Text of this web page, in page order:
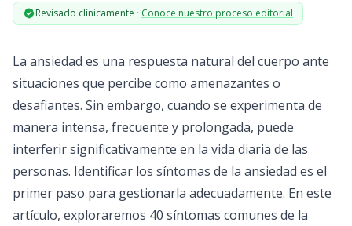
Revisado clínicamente · Conoce nuestro proceso editorial
La ansiedad es una respuesta natural del cuerpo ante
situaciones que percibe como amenazantes o
desafiantes. Sin embargo, cuando se experimenta de
manera intensa, frecuente y prolongada, puede
interferir significativamente en la vida diaria de las
personas. Identificar los síntomas de la ansiedad es el
primer paso para gestionarla adecuadamente. En este
artículo, exploraremos 40 síntomas comunes de la